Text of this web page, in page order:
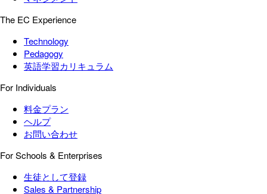
The EC Experience
Technology
Pedagogy
英語学習カリキュラム
For Individuals
料金プラン
ヘルプ
お問い合わせ
For Schools & Enterprises
生徒として登録
Sales & Partnership